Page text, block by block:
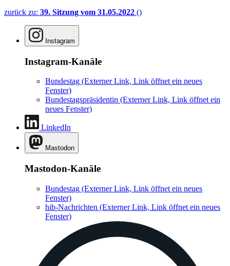
zurück zu: 39. Sitzung vom 31.05.2022 ()
Instagram
Instagram-Kanäle
Bundestag (Externer Link, Link öffnet ein neues
Fenster)
Bundestagspräsidentin (Externer Link, Link öffnet ein
neues Fenster)
LinkedIn
Mastodon
Mastodon-Kanäle
Bundestag (Externer Link, Link öffnet ein neues
Fenster)
hib-Nachrichten (Externer Link, Link öffnet ein neues
Fenster)